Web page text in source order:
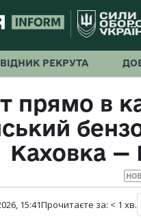
РЕКРУТА
прямо в
Каховка —
15:41Прочитаєте за: < 1 хв.